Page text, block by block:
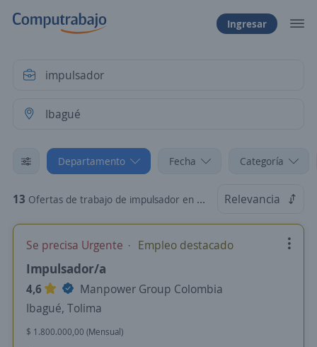
Ingresar
Departamento Fecha Categoría
13 Ofertas de trabajo de impulsador en Ibagué, Tolima Relevancia
Se precisa Urgente Empleo destacado
Impulsador/a
4,6
Manpower Group Colombia
Ibagué, Tolima
$ 1.800.000,00 (Mensual)